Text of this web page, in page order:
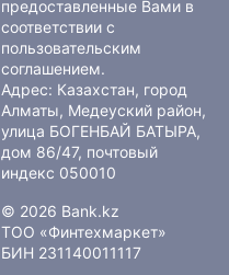
предоставленные Вами в
соответствии с
пользовательским
соглашением.
Адрес: Казахстан, город
Алматы, Медеуский район,
улица БОГЕНБАЙ БАТЫРА,
дом 86/47, почтовый
индекс 050010
© 2026 Bank.kz
ТОО «Финтехмаркет»
БИН 231140011117